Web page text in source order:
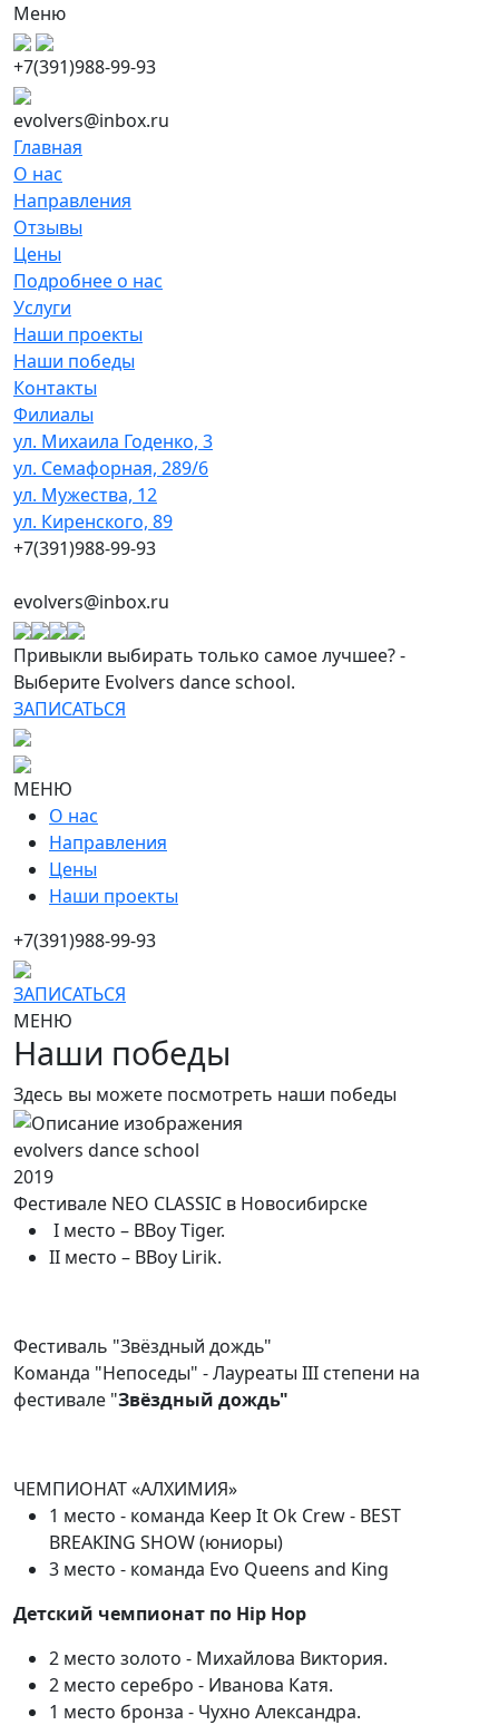
Меню
+7(391)988-99-93
evolvers@inbox.ru
Главная
О нас
Направления
Отзывы
Цены
Подробнее о нас
Услуги
Наши проекты
Наши победы
Контакты
Филиалы
ул. Михаила Годенко, 3
ул. Семафорная, 289/6
ул. Мужества, 12
ул. Киренского, 89
+7(391)988-99-93
evolvers@inbox.ru
Привыкли выбирать только самое лучшее? -
Выберите Evolvers dance school.
ЗАПИСАТЬСЯ
МЕНЮ
О нас
Направления
Цены
Наши проекты
+7(391)988-99-93
ЗАПИСАТЬСЯ
МЕНЮ
Наши победы
Здесь вы можете посмотреть наши победы
evolvers dance school
2019
Фестивале NEO CLASSIC в Новосибирске
I место – BBoy Tiger.
II место – BBoy Lirik.
Фестиваль "Звёздный дождь"
Команда "Непоседы" - Лауреаты III степени на
фестивале "Звёздный дождь"
ЧЕМПИОНАТ «АЛХИМИЯ»
1 место - команда Keep It Ok Crew - BEST
BREAKING SHOW (юниоры)
3 место - команда Evo Queens and King
Детский чемпионат по Hip Hop
2 место золото - Михайлова Виктория.
2 место серебро - Иванова Катя.
1 место бронза - Чухно Александра.